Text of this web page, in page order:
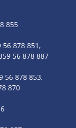
855
56 878 851,
56 878 887
56 878 853,
870